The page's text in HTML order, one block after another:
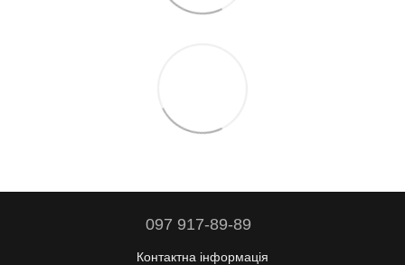
097 917-89-89
Контактна інформація